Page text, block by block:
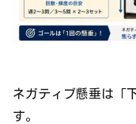
ネガティブ懸垂は「
す。